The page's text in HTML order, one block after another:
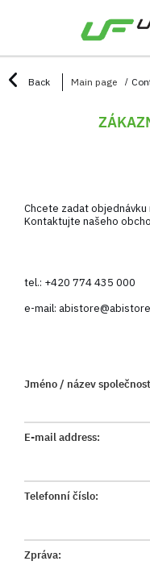
Back Main page
Chcete zadat
Kontaktujte našeho
tel.: +420 774 435 000
e-mail:
Jméno / název
E-mail address:
Telefonní číslo:
Zpráva: